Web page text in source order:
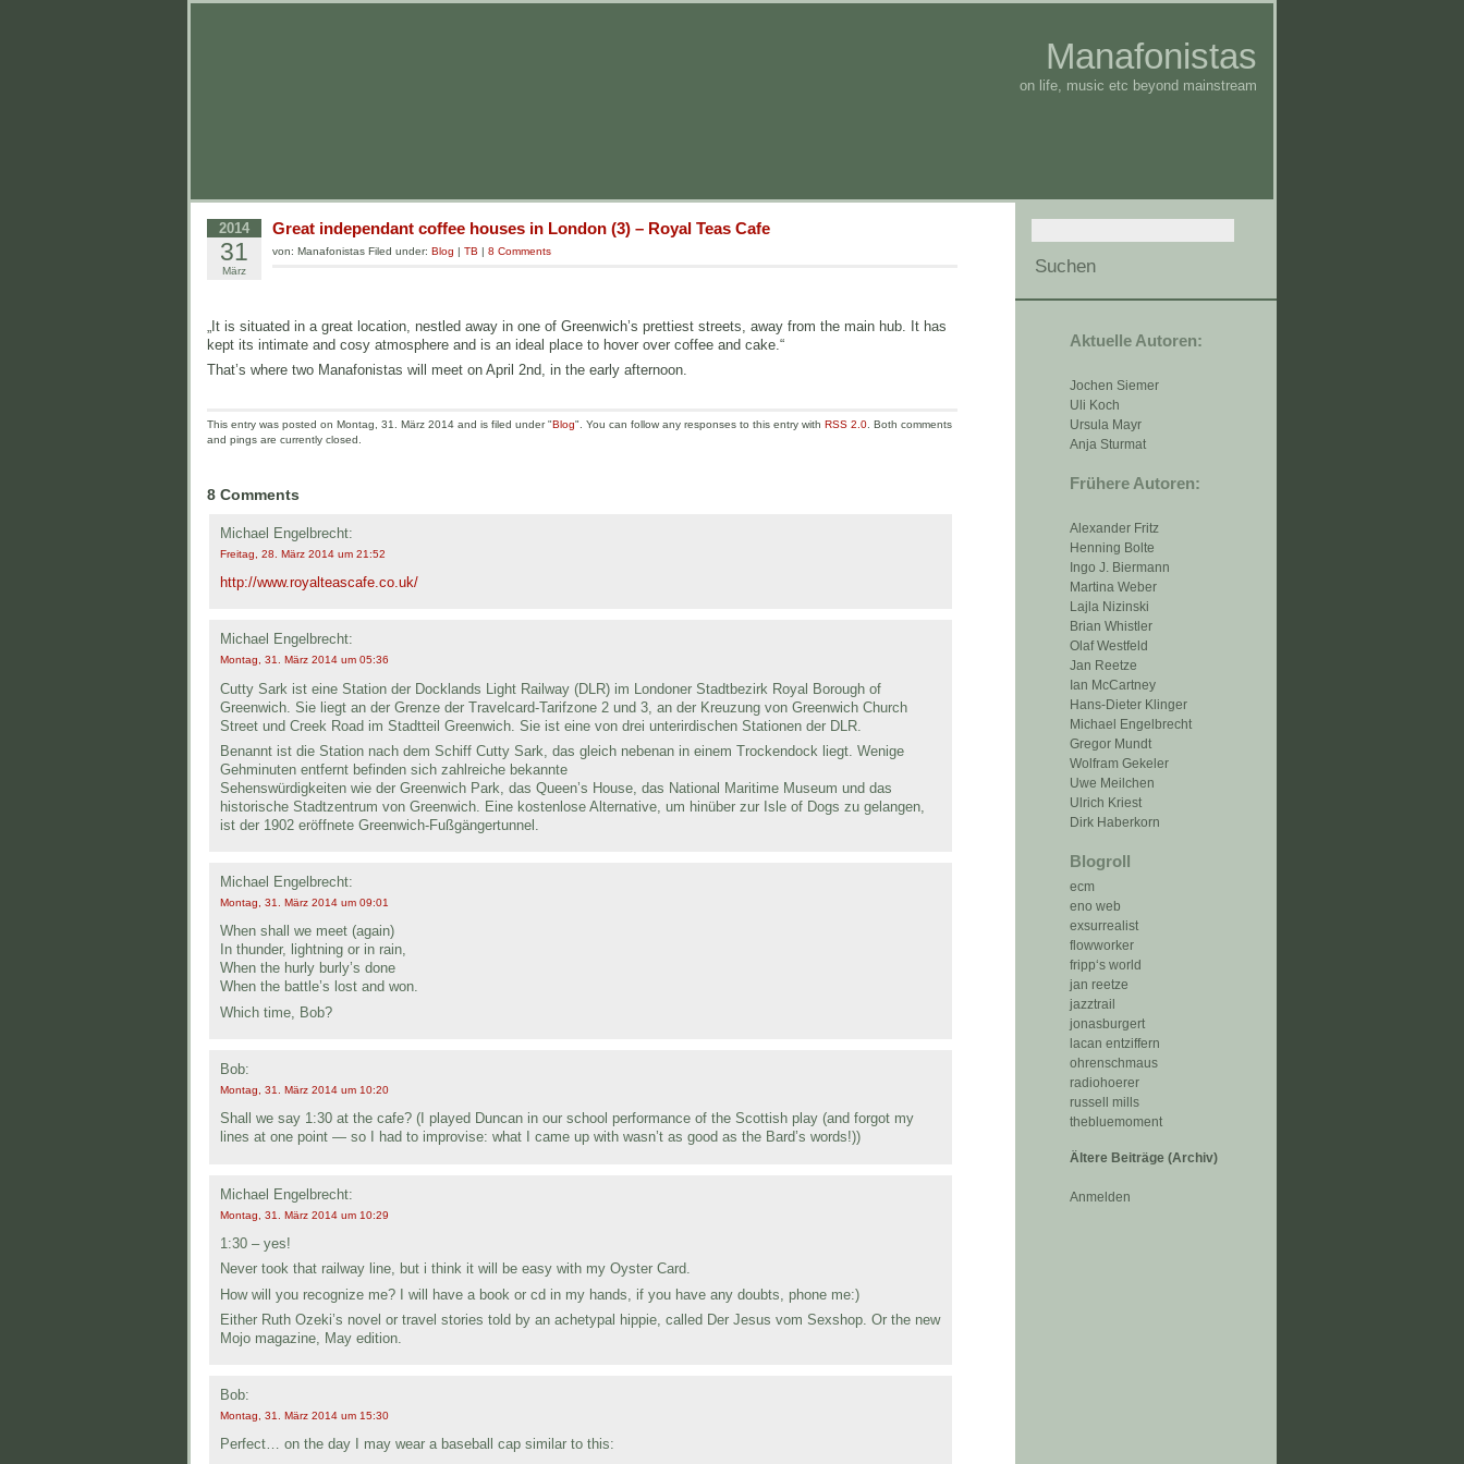
Manafonistas
on life, music etc beyond mainstream
Aktuelle Autoren:
Jochen Siemer
Uli Koch
Ursula Mayr
Anja Sturmat
Frühere Autoren:
Alexander Fritz
Henning Bolte
Ingo J. Biermann
Martina Weber
Lajla Nizinski
Brian Whistler
Olaf Westfeld
Jan Reetze
Ian McCartney
Hans-Dieter Klinger
Michael Engelbrecht
Gregor Mundt
Wolfram Gekeler
Uwe Meilchen
Ulrich Kriest
Dirk Haberkorn
Blogroll
ecm
eno web
exsurrealist
flowworker
fripp‘s world
jan reetze
jazztrail
jonasburgert
lacan entziffern
ohrenschmaus
radiohoerer
russell mills
thebluemoment
Ältere Beiträge (Archiv)
Anmelden
2014
31
März
Great independant coffee houses in London (3) – Royal Teas Cafe
von: Manafonistas Filed under: Blog | TB | 8 Comments
„It is situated in a great location, nestled away in one of Greenwich’s prettiest streets, away from the main hub. It has
kept its intimate and cosy atmosphere and is an ideal place to hover over coffee and cake.“
That’s where two Manafonistas will meet on April 2nd, in the early afternoon.
This entry was posted on Montag, 31. März 2014 and is filed under "Blog". You can follow any responses to this entry with RSS 2.0 . Both comments
and pings are currently closed.
8 Comments
Michael Engelbrecht:
Freitag, 28. März 2014 um 21:52
http://www.royalteascafe.co.uk/
Michael Engelbrecht:
Montag, 31. März 2014 um 05:36
Cutty Sark ist eine Station der Docklands Light Railway (DLR) im Londoner Stadtbezirk Royal Borough of
Greenwich. Sie liegt an der Grenze der Travelcard-Tarifzone 2 und 3, an der Kreuzung von Greenwich Church
Street und Creek Road im Stadtteil Greenwich. Sie ist eine von drei unterirdischen Stationen der DLR.
Benannt ist die Station nach dem Schiff Cutty Sark, das gleich nebenan in einem Trockendock liegt. Wenige
Gehminuten entfernt befinden sich zahlreiche bekannte
Sehenswürdigkeiten wie der Greenwich Park, das Queen’s House, das National Maritime Museum und das
historische Stadtzentrum von Greenwich. Eine kostenlose Alternative, um hinüber zur Isle of Dogs zu gelangen,
ist der 1902 eröffnete Greenwich-Fußgängertunnel.
Michael Engelbrecht:
Montag, 31. März 2014 um 09:01
When shall we meet (again)
In thunder, lightning or in rain,
When the hurly burly’s done
When the battle’s lost and won.
Which time, Bob?
Bob:
Montag, 31. März 2014 um 10:20
Shall we say 1:30 at the cafe? (I played Duncan in our school performance of the Scottish play (and forgot my
lines at one point — so I had to improvise: what I came up with wasn’t as good as the Bard’s words!))
Michael Engelbrecht:
Montag, 31. März 2014 um 10:29
1:30 – yes!
Never took that railway line, but i think it will be easy with my Oyster Card.
How will you recognize me? I will have a book or cd in my hands, if you have any doubts, phone me:)
Either Ruth Ozeki’s novel or travel stories told by an achetypal hippie, called Der Jesus vom Sexshop. Or the new
Mojo magazine, May edition.
Bob:
Montag, 31. März 2014 um 15:30
Perfect… on the day I may wear a baseball cap similar to this: